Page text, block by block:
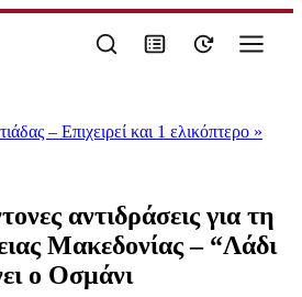
– Επιχειρεί και 1 ελικόπτερο »
αντιδράσεις για τη
Μακεδονίας – “Λάδι
ο Οσμάνι